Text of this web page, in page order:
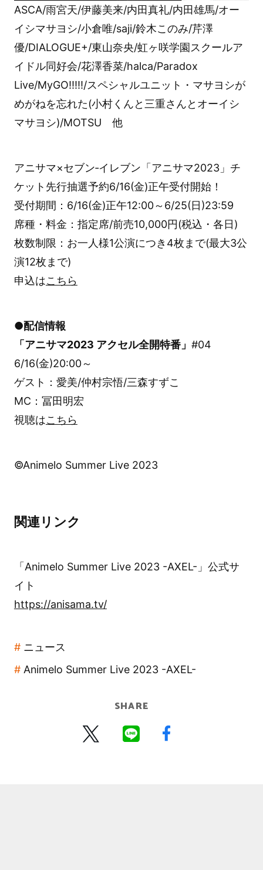
ASCA/雨宮天/伊藤美来/内田真礼/内田雄馬/オー
イシマサヨシ/小倉唯/saji/鈴木このみ/芹澤
優/DIALOGUE+/東山奈央/虹ヶ咲学園スクールア
イドル同好会/花澤香菜/halca/Paradox
Live/MyGO!!!!!/スペシャルユニット・マサヨシが
めがねを忘れた(小村くんと三重さんとオーイシ
マサヨシ)/MOTSU 他
アニサマ×セブン‐イレブン「アニサマ2023」チ
ケット先行抽選予約6/16(金)正午受付開始！
受付期間：6/16(金)正午12:00～6/25(日)23:59
席種・料金：指定席/前売10,000円(税込・各日)
枚数制限：お一人様1公演につき4枚まで(最大3公
演12枚まで)
申込はこちら
●配信情報
「アニサマ2023 アクセル全開特番」 #04
6/16(金)20:00～
ゲスト：愛美/仲村宗悟/三森すずこ
MC：冨田明宏
視聴はこちら
©Animelo Summer Live 2023
関連リンク
「Animelo Summer Live 2023 -AXEL-」公式サ
イト
https://anisama.tv/
ニュース
Animelo Summer Live 2023 -AXEL-
SHARE